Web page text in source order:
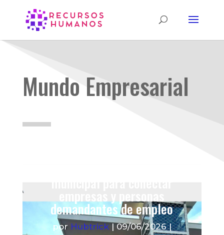
Mundo Empresarial
empresas y personas
demandantes de empleo
por Hubtrick| 09/06/2026|